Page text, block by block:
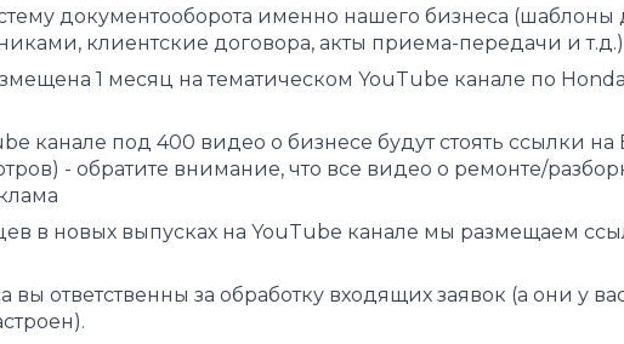
документооборота именно нашего бизнеса (шаблоны
клиентские договора, акты приема-передачи и т.д.)
1 месяц на тематическом YouTube канале по Honda
канале под 400 видео о бизнесе будут стоять ссылки
- обратите внимание, что все видео о ремонте/
в новых выпусках на YouTube канале мы размещаем
ответственны за обработку входящих заявок (а они у